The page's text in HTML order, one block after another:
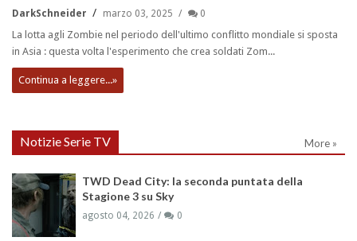
DarkSchneider marzo 03, 2025 0
La lotta agli Zombie nel periodo dell'ultimo conflitto mondiale si sposta
in Asia : questa volta l'esperimento che crea soldati Zom...
Continua a leggere...»
Notizie Serie TV More »
TWD Dead City: la seconda puntata della
Stagione 3 su Sky
agosto 04, 2026 0